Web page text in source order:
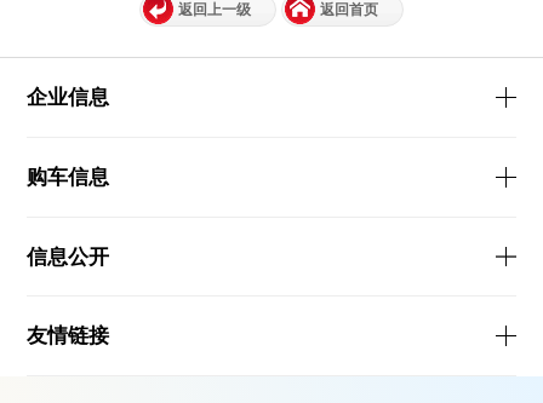
返回上一级 返回首页
企业信息
购车信息
信息公开
友情链接